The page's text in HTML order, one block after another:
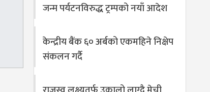
जन्म पर्यटनविरुद्ध ट्रम्पको नयाँ आदेश
केन्द्रीय बैंक ६० अर्बको एकमहिने निक्षेप
संकलन गर्दै